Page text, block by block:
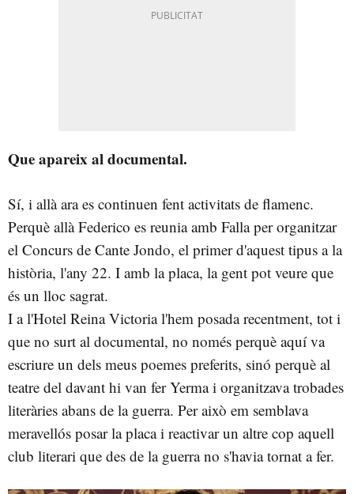
Que apareix al documental.
Sí, i allà ara es continuen fent activitats de flamenc.
Perquè allà Federico es reunia amb Falla per organitzar
el Concurs de Cante Jondo, el primer d'aquest tipus a la
història, l'any 22. I amb la placa, la gent pot veure que
és un lloc sagrat.
I a l'Hotel Reina Victoria l'hem posada recentment, tot i
que no surt al documental, no només perquè aquí va
escriure un dels meus poemes preferits, sinó perquè al
teatre del davant hi van fer Yerma i organitzava trobades
literàries abans de la guerra. Per això em semblava
meravellós posar la placa i reactivar un altre cop aquell
club literari que des de la guerra no s'havia tornat a fer.